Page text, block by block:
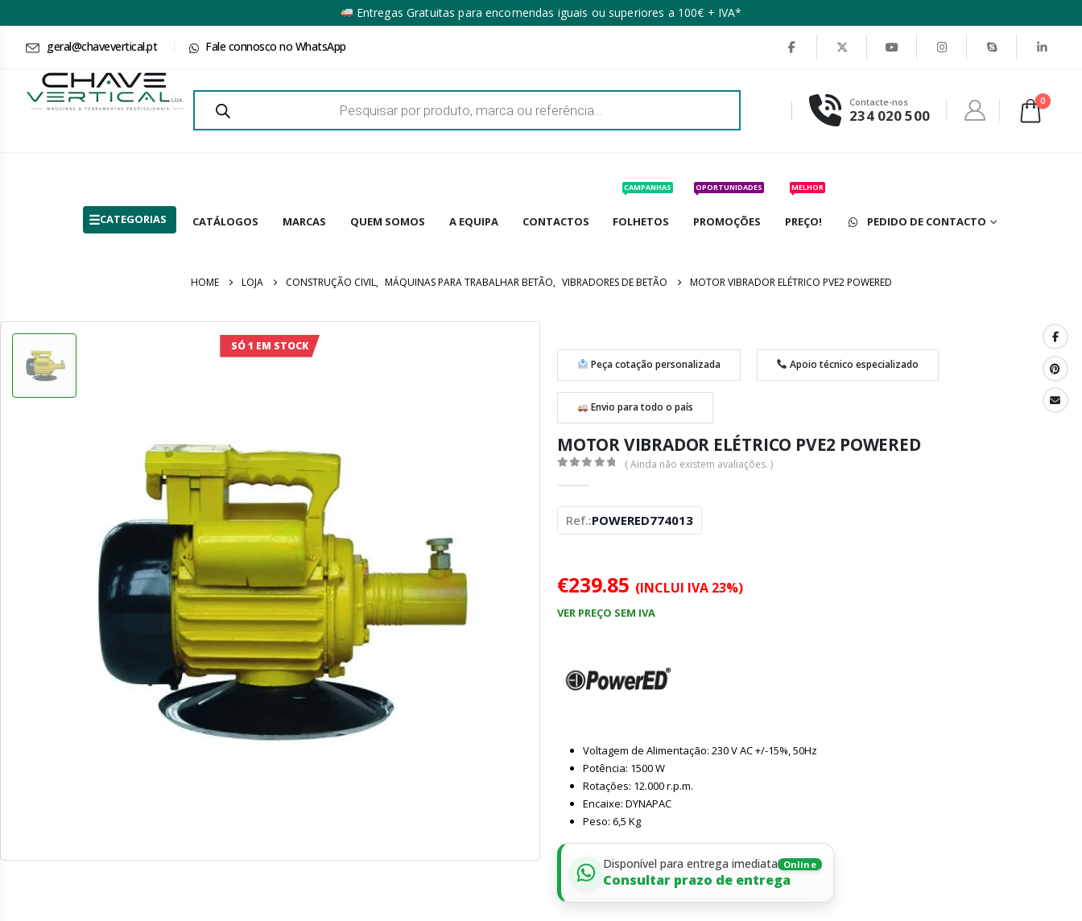
Entregas Gratuitas para encomendas iguais ou superiores a 100€ + IVA*
geral@chavevertical.pt Fale connosco no WhatsApp
Products
search Contacte-nos
234 020 500
0
CATEGORIAS CATÁLOGOS MARCAS QUEM SOMOS A EQUIPA CONTACTOS FOLHETOS
CAMPANHAS
PROMOÇÕES
OPORTUNIDADES
PREÇO!
MELHOR
PEDIDO DE CONTACTO
HOME LOJA CONSTRUÇÃO CIVIL, MÁQUINAS PARA TRABALHAR BETÃO, VIBRADORES DE BETÃO MOTOR VIBRADOR ELÉTRICO PVE2 POWERED
SÓ 1 EM STOCK
Peça cotação personalizada
Apoio técnico especializado
Envio para todo o país
MOTOR VIBRADOR ELÉTRICO PVE2 POWERED
( Ainda não existem avaliações. )
Ref.:POWERED774013
€239.85 (INCLUI IVA 23%)
VER PREÇO SEM IVA
Voltagem de Alimentação: 230 V AC +/-15%, 50Hz
Potência: 1500 W
Rotações: 12.000 r.p.m.
Encaixe: DYNAPAC
Peso: 6,5 Kg
Disponível para entrega imediata Online
Consultar prazo de entrega